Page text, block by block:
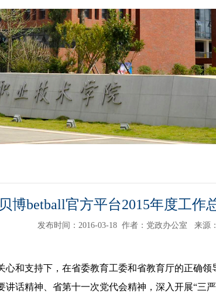
贝博betball官方平台2015年度工作
发布时间：2016-03-18 作者：党政办公室 来源
和支持下，在省委教育工委和省教育厅的正确领
讲话精神、省第十一次党代会精神，深入开展“三